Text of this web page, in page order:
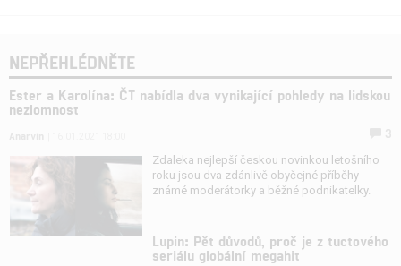
NEPŘEHLÉDNĚTE
Ester a Karolína: ČT nabídla dva vynikající pohledy na lidskou
nezlomnost
Zdaleka nejlepší českou novinkou letošního
roku jsou dva zdánlivě obyčejné příběhy
známé moderátorky a běžné podnikatelky.
Lupin: Pět důvodů, proč je z tuctového
seriálu globální megahit